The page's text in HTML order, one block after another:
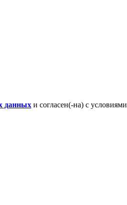
данных и согласен(-на) с условиями